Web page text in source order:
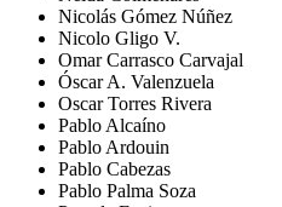
Nicolás Gómez Núñez
Nicolo Gligo V.
Omar Carrasco Carvajal
Óscar A. Valenzuela
Oscar Torres Rivera
Pablo Alcaíno
Pablo Ardouin
Pablo Cabezas
Pablo Palma Soza